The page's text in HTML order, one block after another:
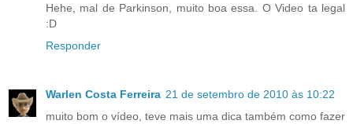
Hehe, mal de Parkinson, muito boa essa. O Video ta legal
:D
Responder
Warlen Costa Ferreira 21 de setembro de 2010 às 10:22
muito bom o vídeo, teve mais uma dica também como fazer